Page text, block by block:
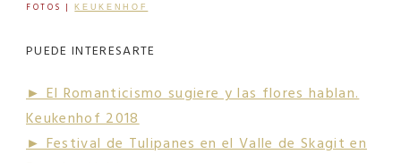
FOTOS |KEUKENHOF
PUEDE INTERESARTE
► El Romanticismo sugiere y las flores hablan.
Keukenhof 2018
► Festival de Tulipanes en el Valle de Skagit en